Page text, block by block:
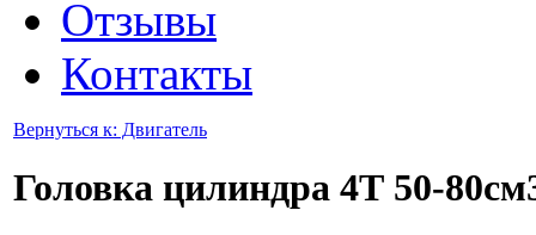
Отзывы
Контакты
Вернуться к: Двигатель
Головка цилиндра 4Т 50-